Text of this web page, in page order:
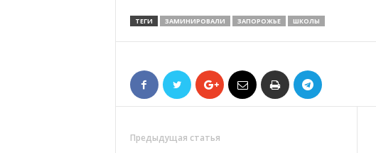
ТЕГИ ЗАМИНИРОВАЛИ ЗАПОРОЖЬЕ ШКОЛЫ
Предыдущая статья